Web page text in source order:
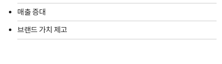
매출 증대
브랜드 가치 제고